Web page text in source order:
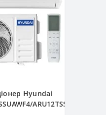
Hyundai
ARU12TSSUAWF4